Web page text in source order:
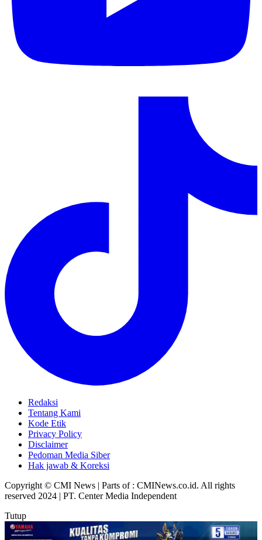
Redaksi
Tentang Kami
Kode Etik
Privacy Policy
Disclaimer
Pedoman Media Siber
Hak jawab & Koreksi
Copyright © CMI News | Parts of : CMINews.co.id. All rights
reserved 2024 | PT. Center Media Independent
Tutup